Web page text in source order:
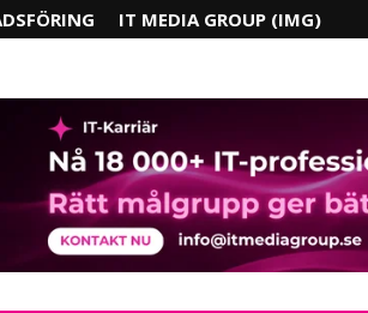
IT MEDIA GROUP (IMG)